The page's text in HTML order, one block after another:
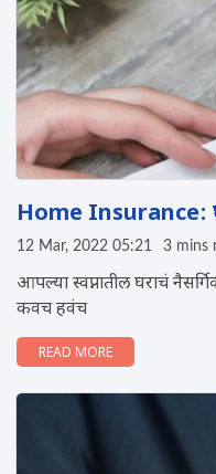
Home Insurance:
12 Mar, 2022 05:21 3 mins
आपल्या स्वप्नातील घराचं
कवच हवंच
READ MORE